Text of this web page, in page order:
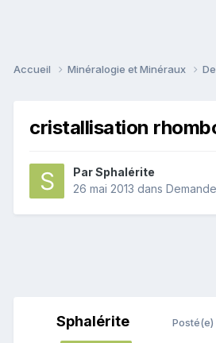
Accueil Minéralogie et Minéraux
cristallisation
ParSphalérite
26 mai 2013 dans
Sphalérite Posté(e)